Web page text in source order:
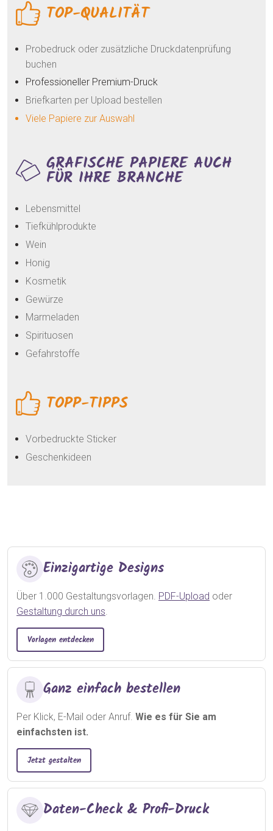
TOP-QUALITÄT
Probedruck oder zusätzliche Druckdatenprüfung
buchen
Professioneller Premium-Druck
Briefkarten per Upload bestellen
Viele Papiere zur Auswahl
GRAFISCHE PAPIERE AUCH
FÜR IHRE BRANCHE
Lebensmittel
Tiefkühlprodukte
Wein
Honig
Kosmetik
Gewürze
Marmeladen
Spirituosen
Gefahrstoffe
TOPP-TIPPS
Vorbedruckte Sticker
Geschenkideen
Einzigartige Designs
Über 1.000 Gestaltungsvorlagen. PDF-Upload oder
Gestaltung durch uns.
Vorlagen entdecken
Ganz einfach bestellen
Per Klick, E-Mail oder Anruf. Wie es für Sie am
einfachsten ist.
Jetzt gestalten
Daten-Check & Profi-Druck